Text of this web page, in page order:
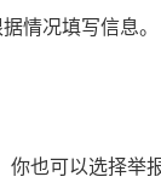
情况填写信息。
也可以选择举